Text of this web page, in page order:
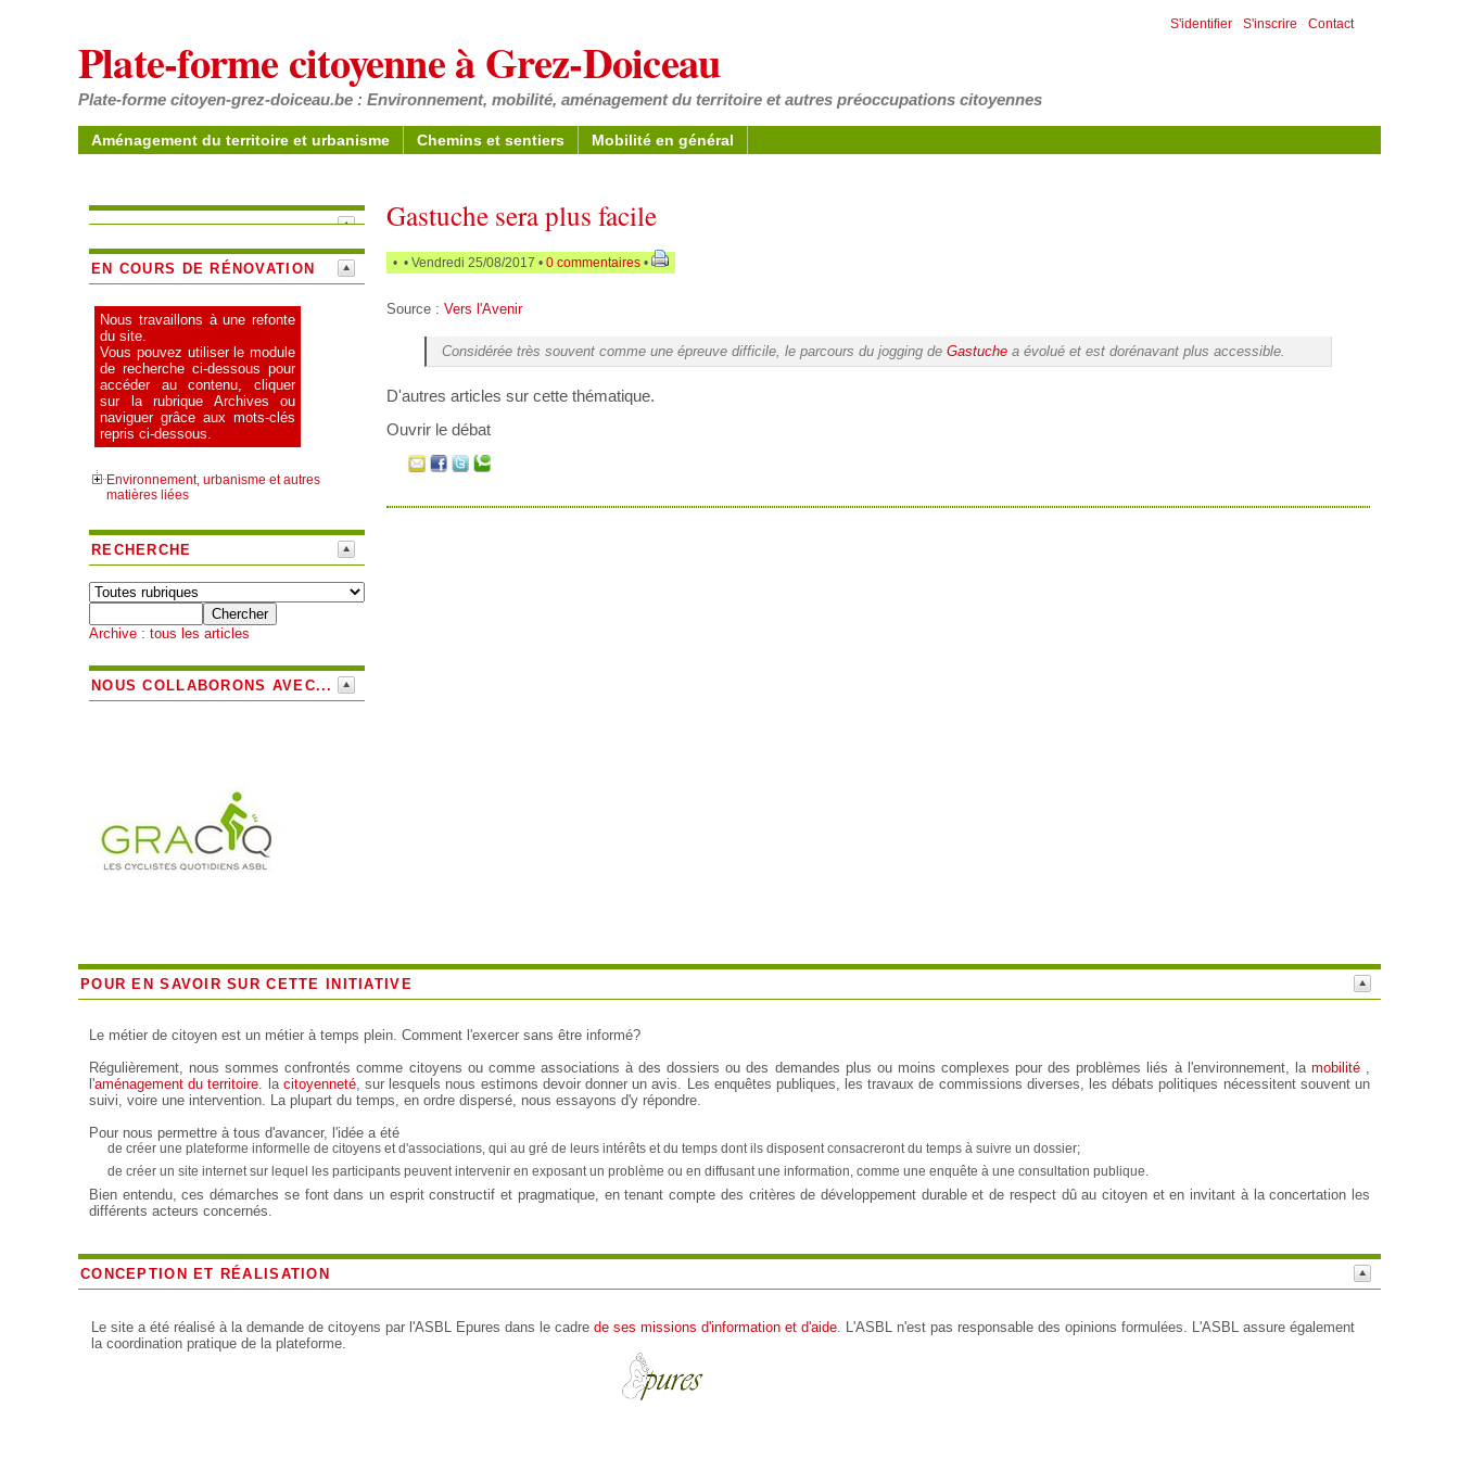
S'identifier - S'inscrire - Contact
Plate-forme citoyenne à Grez-Doiceau
Plate-forme citoyen-grez-doiceau.be : Environnement, mobilité, aménagement du territoire et autres préoccupations citoyennes
Aménagement du territoire et urbanisme Chemins et sentiers Mobilité en général
EN COURS DE RÉNOVATION
Nous travaillons à une refonte
du site.
Vous pouvez utiliser le module
de recherche ci-dessous pour
accéder au contenu, cliquer
sur la rubrique Archives ou
naviguer grâce aux mots-clés
repris ci-dessous.
Environnement, urbanisme et autres
matières liées
RECHERCHE
Archive : tous les articles
NOUS COLLABORONS AVEC...
Gastuche sera plus facile
• • Vendredi 25/08/2017 • 0 commentaires •
Source : Vers l'Avenir
Considérée très souvent comme une épreuve difficile, le parcours du jogging de Gastuche a évolué et est dorénavant plus accessible.
D'autres articles sur cette thématique.
Ouvrir le débat
POUR EN SAVOIR SUR CETTE INITIATIVE
Le métier de citoyen est un métier à temps plein. Comment l'exercer sans être informé?
Régulièrement, nous sommes confrontés comme citoyens ou comme associations à des dossiers ou des demandes plus ou moins complexes pour des problèmes liés à l'environnement, la mobilité,
l'aménagement du territoire. la citoyenneté, sur lesquels nous estimons devoir donner un avis. Les enquêtes publiques, les travaux de commissions diverses, les débats politiques nécessitent souvent un
suivi, voire une intervention. La plupart du temps, en ordre dispersé, nous essayons d'y répondre.
Pour nous permettre à tous d'avancer, l'idée a été
de créer une plateforme informelle de citoyens et d'associations, qui au gré de leurs intérêts et du temps dont ils disposent consacreront du temps à suivre un dossier;
de créer un site internet sur lequel les participants peuvent intervenir en exposant un problème ou en diffusant une information, comme une enquête à une consultation publique.
Bien entendu, ces démarches se font dans un esprit constructif et pragmatique, en tenant compte des critères de développement durable et de respect dû au citoyen et en invitant à la concertation les
différents acteurs concernés.
CONCEPTION ET RÉALISATION
Le site a été réalisé à la demande de citoyens par l'ASBL Epures dans le cadre de ses missions d'information et d'aide. L'ASBL n'est pas responsable des opinions formulées. L'ASBL assure également
la coordination pratique de la plateforme.